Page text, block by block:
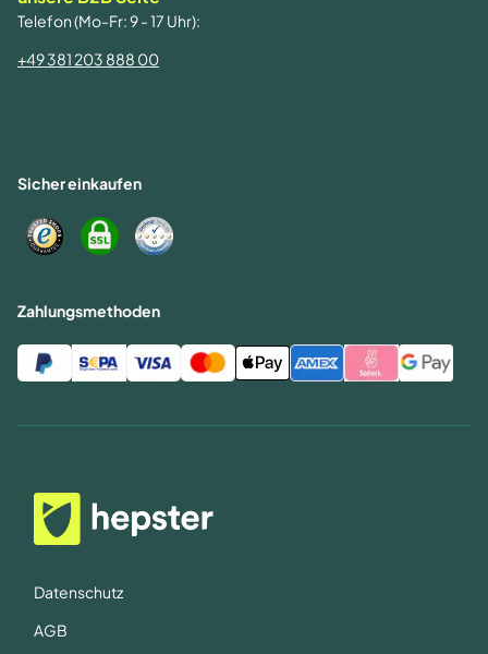
Telefon (Mo-Fr: 9 - 17 Uhr):
+49 381 203 888 00
Sicher einkaufen
Zahlungsmethoden
Datenschutz
AGB